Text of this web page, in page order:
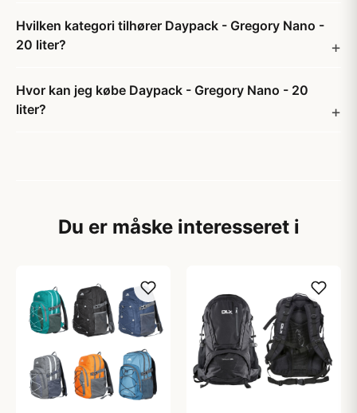
Hvilken kategori tilhører Daypack - Gregory Nano -
20 liter?
Hvor kan jeg købe Daypack - Gregory Nano - 20
liter?
Du er måske interesseret i